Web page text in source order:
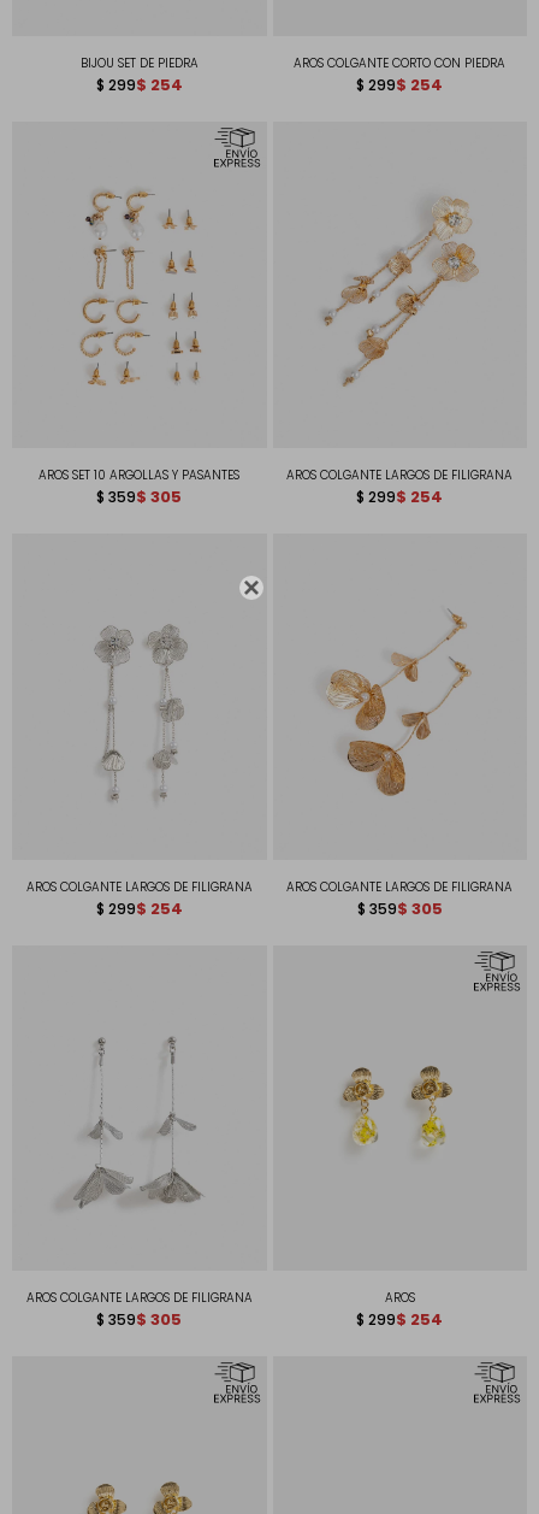

BIJOU SET DE PIEDRA
$ 299$ 254
AROS COLGANTE CORTO CON PIEDRA
$ 299$ 254
AROS SET 10 ARGOLLAS Y PASANTES
$ 359$ 305
AROS COLGANTE LARGOS DE FILIGRANA
$ 299$ 254
AROS COLGANTE LARGOS DE FILIGRANA
$ 299$ 254
AROS COLGANTE LARGOS DE FILIGRANA
$ 359$ 305
AROS COLGANTE LARGOS DE FILIGRANA
$ 359$ 305
AROS
$ 299$ 254